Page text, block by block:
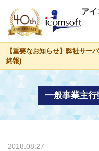
ア
【重要なお知らせ】弊社サー
終報)
一般事業主
2018.08.27